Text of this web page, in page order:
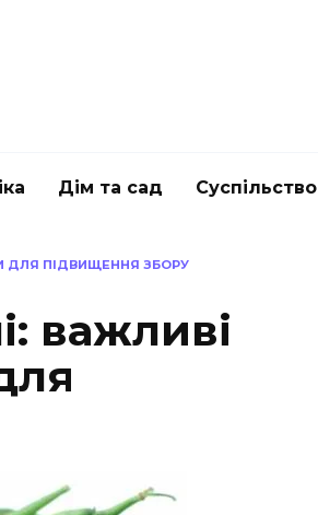
Дім та сад Суспільство
ДЛЯ ПІДВИЩЕННЯ ЗБОРУ
важливі